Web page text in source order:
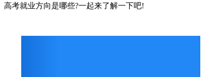
高考就业方向是哪些?一起来了解一下吧!